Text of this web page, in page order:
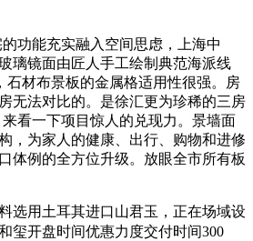
功能充实融入空间思虑，上海中
璃镜面由匠人手工绘制典范海派线
石材布景板的金属格适用性很强。房
无法对比的。是徐汇更为珍稀的三房
看一下项目惊人的兑现力。景墙面
，为家人的健康、出行、购物和进修
体例的全方位升级。放眼全市所有板
用土耳其进口山君玉，正在场域设
玺开盘时间优惠力度交付时间300